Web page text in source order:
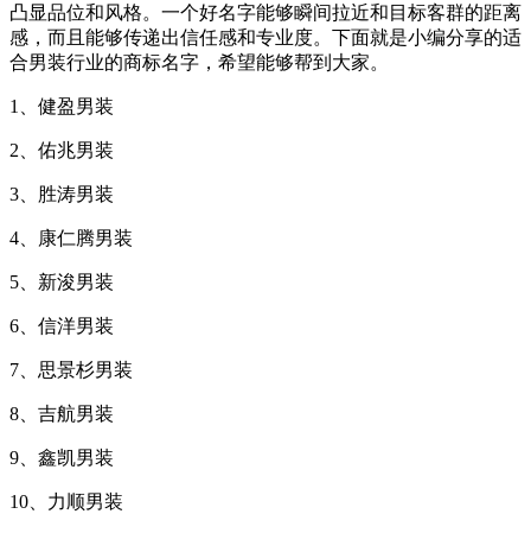
凸显品位和风格。一个好名字能够瞬间拉近和目标客群的距离
感，而且能够传递出信任感和专业度。下面就是小编分享的适
合男装行业的商标名字，希望能够帮到大家。
1、健盈男装
2、佑兆男装
3、胜涛男装
4、康仁腾男装
5、新浚男装
6、信洋男装
7、思景杉男装
8、吉航男装
9、鑫凯男装
10、力顺男装